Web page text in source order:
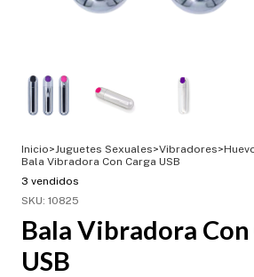
Inicio>Juguetes Sexuales>Vibradores>
Bala Vibradora Con Carga USB
3 vendidos
SKU: 10825
Bala Vibradora Con
USB